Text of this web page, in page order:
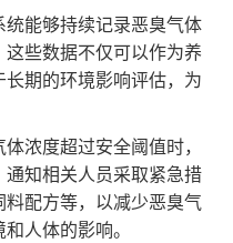
能够持续记录恶臭气体
些数据不仅可以作为养
期的环境影响评估，为
浓度超过安全阈值时，
知相关人员采取紧急措
配方等，以减少恶臭气
人体的影响。